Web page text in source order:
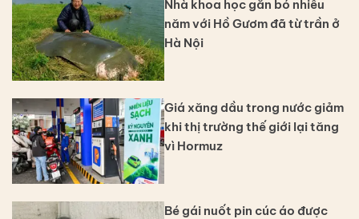
Nhà khoa học gắn bó nhiều
năm với Hồ Gươm đã từ trần ở
Hà Nội
Giá xăng dầu trong nước giảm
khi thị trường thế giới lại tăng
vì Hormuz
Bé gái nuốt pin cúc áo được